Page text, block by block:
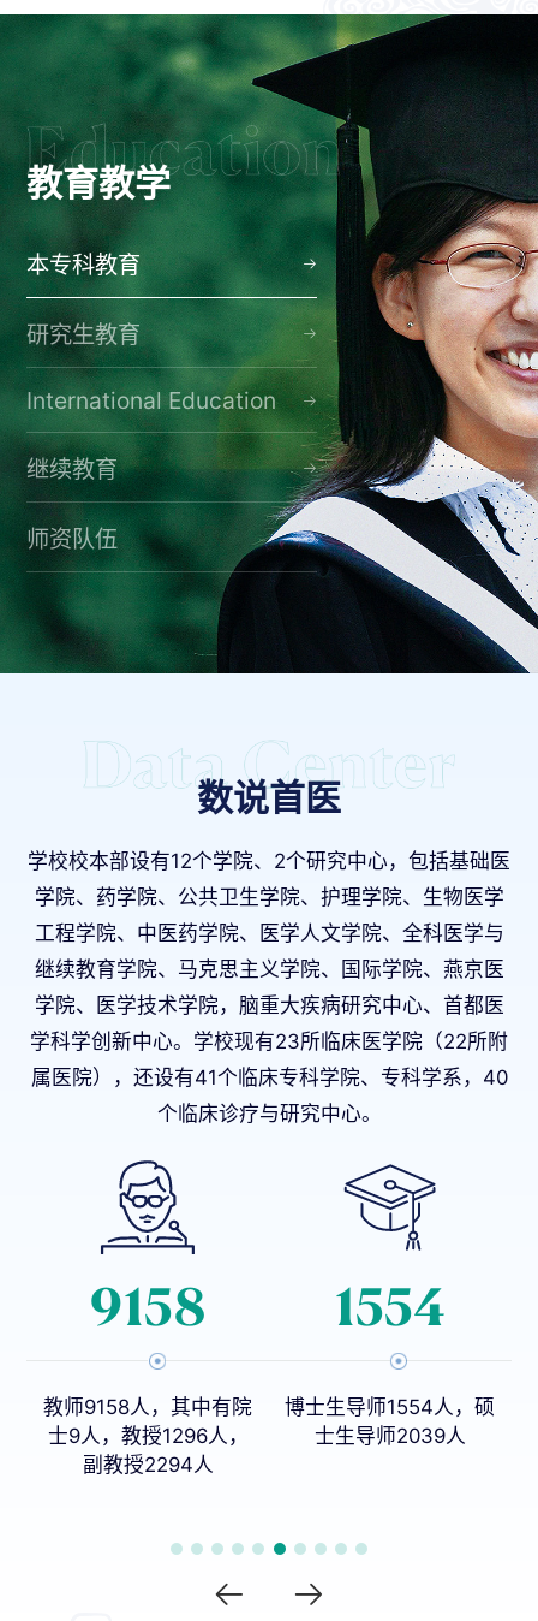
教育教学
本专科教育
研究生教育
International Education
继续教育
师资队伍
数说首医
学校校本部设有12个学院、2个研究中心，包括基础医
学院、药学院、公共卫生学院、护理学院、生物医学
工程学院、中医药学院、医学人文学院、全科医学与
继续教育学院、马克思主义学院、国际学院、燕京医
学院、医学技术学院，脑重大疾病研究中心、首都医
学科学创新中心。学校现有23所临床医学院（22所附
属医院），还设有41个临床专科学院、专科学系，40
个临床诊疗与研究中心。
373
博士生导师1554人，硕
士生导师2039人
6
本科专业27个